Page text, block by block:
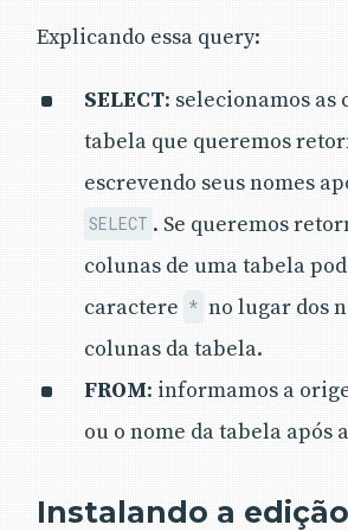
Explicando essa query:
SELECT: selecionamos as
tabela que queremos
escrevendo seus nomes
SELECT . Se queremos
colunas de uma tabela
caractere * no lugar dos
colunas da tabela.
FROM: informamos a
ou o nome da tabela após
Instalando a